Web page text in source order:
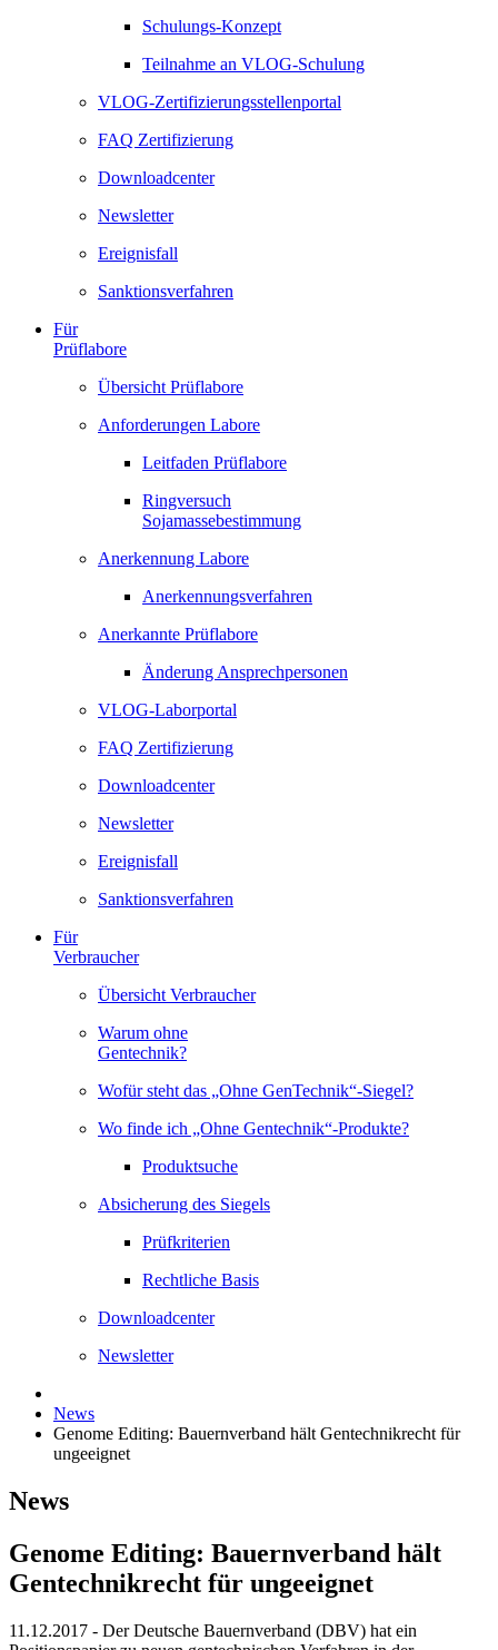
Schulungs-Konzept
Teilnahme an VLOG-Schulung
VLOG-Zertifizierungsstellenportal
FAQ Zertifizierung
Downloadcenter
Newsletter
Ereignisfall
Sanktionsverfahren
Für
Prüflabore
Übersicht Prüflabore
Anforderungen Labore
Leitfaden Prüflabore
Ringversuch
Sojamassebestimmung
Anerkennung Labore
Anerkennungsverfahren
Anerkannte Prüflabore
Änderung Ansprechpersonen
VLOG-Laborportal
FAQ Zertifizierung
Downloadcenter
Newsletter
Ereignisfall
Sanktionsverfahren
Für
Verbraucher
Übersicht Verbraucher
Warum ohne
Gentechnik?
Wofür steht das „Ohne GenTechnik“-Siegel?
Wo finde ich „Ohne Gentechnik“-Produkte?
Produktsuche
Absicherung des Siegels
Prüfkriterien
Rechtliche Basis
Downloadcenter
Newsletter
News
Genome Editing: Bauernverband hält Gentechnikrecht für
ungeeignet
News
Genome Editing: Bauernverband hält
Gentechnikrecht für ungeeignet
11.12.2017 - Der Deutsche Bauernverband (DBV) hat ein